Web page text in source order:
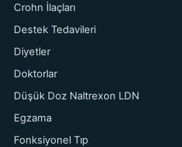
Crohn İlaçları
Destek Tedavileri
Diyetler
Doktorlar
Düşük Doz Naltrexon LDN
Egzama
Fonksiyonel Tıp